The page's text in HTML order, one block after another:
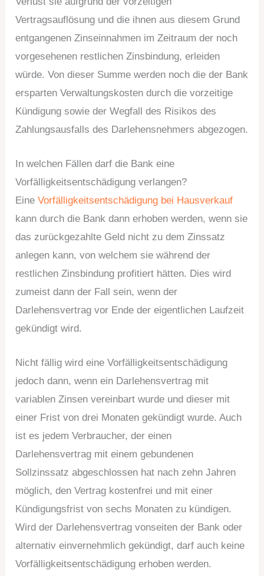
Vertragsauflösung und die ihnen aus diesem Grund
entgangenen Zinseinnahmen im Zeitraum der noch
vorgesehenen restlichen Zinsbindung, erleiden
würde. Von dieser Summe werden noch die der Bank
ersparten Verwaltungskosten durch die vorzeitige
Kündigung sowie der Wegfall des Risikos des
Zahlungsausfalls des Darlehensnehmers abgezogen.
In welchen Fällen darf die Bank eine
Vorfälligkeitsentschädigung verlangen?
EineVorfälligkeitsentschädigung bei Hausverkauf
kann durch die Bank dann erhoben werden, wenn sie
das zurückgezahlte Geld nicht zu dem Zinssatz
anlegen kann, von welchem sie während der
restlichen Zinsbindung profitiert hätten. Dies wird
zumeist dann der Fall sein, wenn der
Darlehensvertrag vor Ende der eigentlichen Laufzeit
gekündigt wird.
Nicht fällig wird eine Vorfälligkeitsentschädigung
jedoch dann, wenn ein Darlehensvertrag mit
variablen Zinsen vereinbart wurde und dieser mit
einer Frist von drei Monaten gekündigt wurde. Auch
ist es jedem Verbraucher, der einen
Darlehensvertrag mit einem gebundenen
Sollzinssatz abgeschlossen hat nach zehn Jahren
möglich, den Vertrag kostenfrei und mit einer
Kündigungsfrist von sechs Monaten zu kündigen.
Wird der Darlehensvertrag vonseiten der Bank oder
alternativ einvernehmlich gekündigt, darf auch keine
Vorfälligkeitsentschädigung erhoben werden.